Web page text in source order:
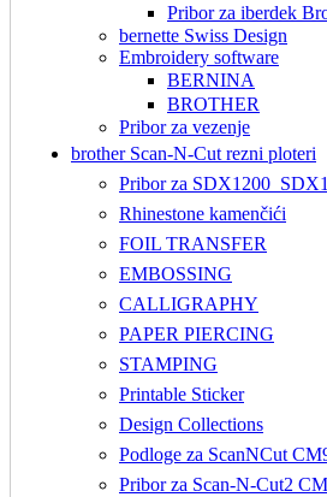
Pribor za iberdek
bernette Swiss Design
Embroidery software
BERNINA
BROTHER
Pribor za vezenje
brother Scan-N-Cut rezni ploteri
Pribor za
Rhinestone kamenčići
FOIL TRANSFER
EMBOSSING
CALLIGRAPHY
PAPER PIERCING
STAMPING
Printable Sticker
Design Collections
Podloge za ScanNCut
Pribor za Scan-N-Cut2